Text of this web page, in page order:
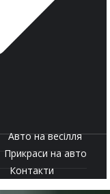
Авто на весілля
Прикраси на авто
Контакти